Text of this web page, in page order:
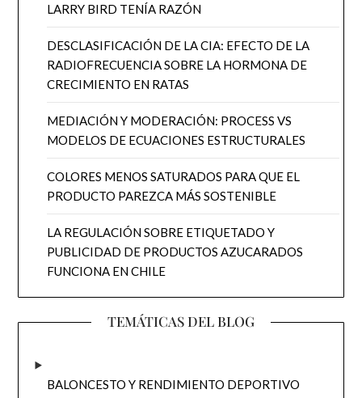
LARRY BIRD TENÍA RAZÓN
DESCLASIFICACIÓN DE LA CIA: EFECTO DE LA
RADIOFRECUENCIA SOBRE LA HORMONA DE
CRECIMIENTO EN RATAS
MEDIACIÓN Y MODERACIÓN: PROCESS VS
MODELOS DE ECUACIONES ESTRUCTURALES
COLORES MENOS SATURADOS PARA QUE EL
PRODUCTO PAREZCA MÁS SOSTENIBLE
LA REGULACIÓN SOBRE ETIQUETADO Y
PUBLICIDAD DE PRODUCTOS AZUCARADOS
FUNCIONA EN CHILE
TEMÁTICAS DEL BLOG
BALONCESTO Y RENDIMIENTO DEPORTIVO